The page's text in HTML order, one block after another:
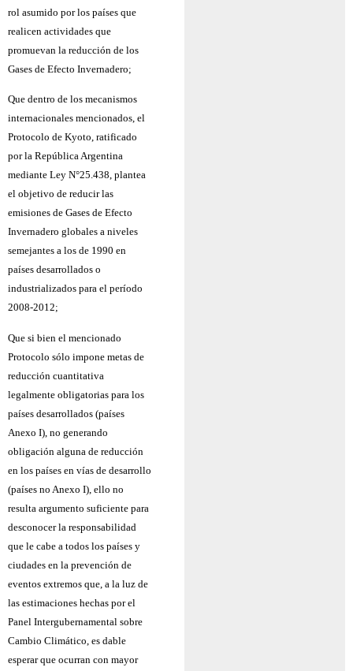
rol asumido por los países que
realicen actividades que
promuevan la reducción de los
Gases de Efecto Invernadero;
Que dentro de los mecanismos
internacionales mencionados, el
Protocolo de Kyoto, ratificado
por la República Argentina
mediante Ley N°25.438, plantea
el objetivo de reducir las
emisiones de Gases de Efecto
Invernadero globales a niveles
semejantes a los de 1990 en
países desarrollados o
industrializados para el período
2008-2012;
Que si bien el mencionado
Protocolo sólo impone metas de
reducción cuantitativa
legalmente obligatorias para los
países desarrollados (países
Anexo I), no generando
obligación alguna de reducción
en los países en vías de desarrollo
(países no Anexo I), ello no
resulta argumento suficiente para
desconocer la responsabilidad
que le cabe a todos los países y
ciudades en la prevención de
eventos extremos que, a la luz de
las estimaciones hechas por el
Panel Intergubernamental sobre
Cambio Climático, es dable
esperar que ocurran con mayor